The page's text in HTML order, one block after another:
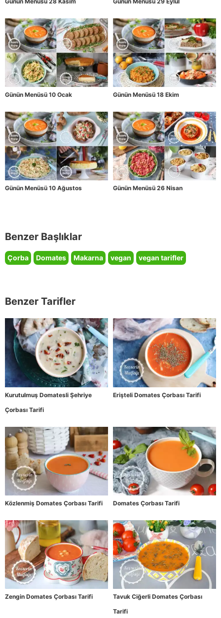
Günün Menüsü 10 Ocak Günün Menüsü 18 Ekim
Günün Menüsü 10 Ağustos Günün Menüsü 26 Nisan
Benzer Başlıklar
Çorba Domates Makarna vegan vegan tarifler
Benzer Tarifler
Kurutulmuş Domatesli Şehriye
Çorbası Tarifi
Erişteli Domates Çorbası Tarifi
Közlenmiş Domates Çorbası Tarifi Domates Çorbası Tarifi
Zengin Domates Çorbası Tarifi
Tavuk Ciğerli Domates Çorbası
Tarifi